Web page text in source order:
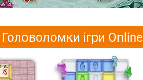
ігри Online